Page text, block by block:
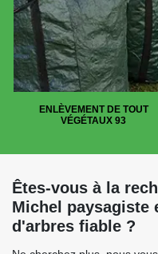
ENLÈVEMENT DE TOUT
VÉGÉTAUX 93
Êtes-vous à la
Michel paysagiste
d'arbres fiable ?